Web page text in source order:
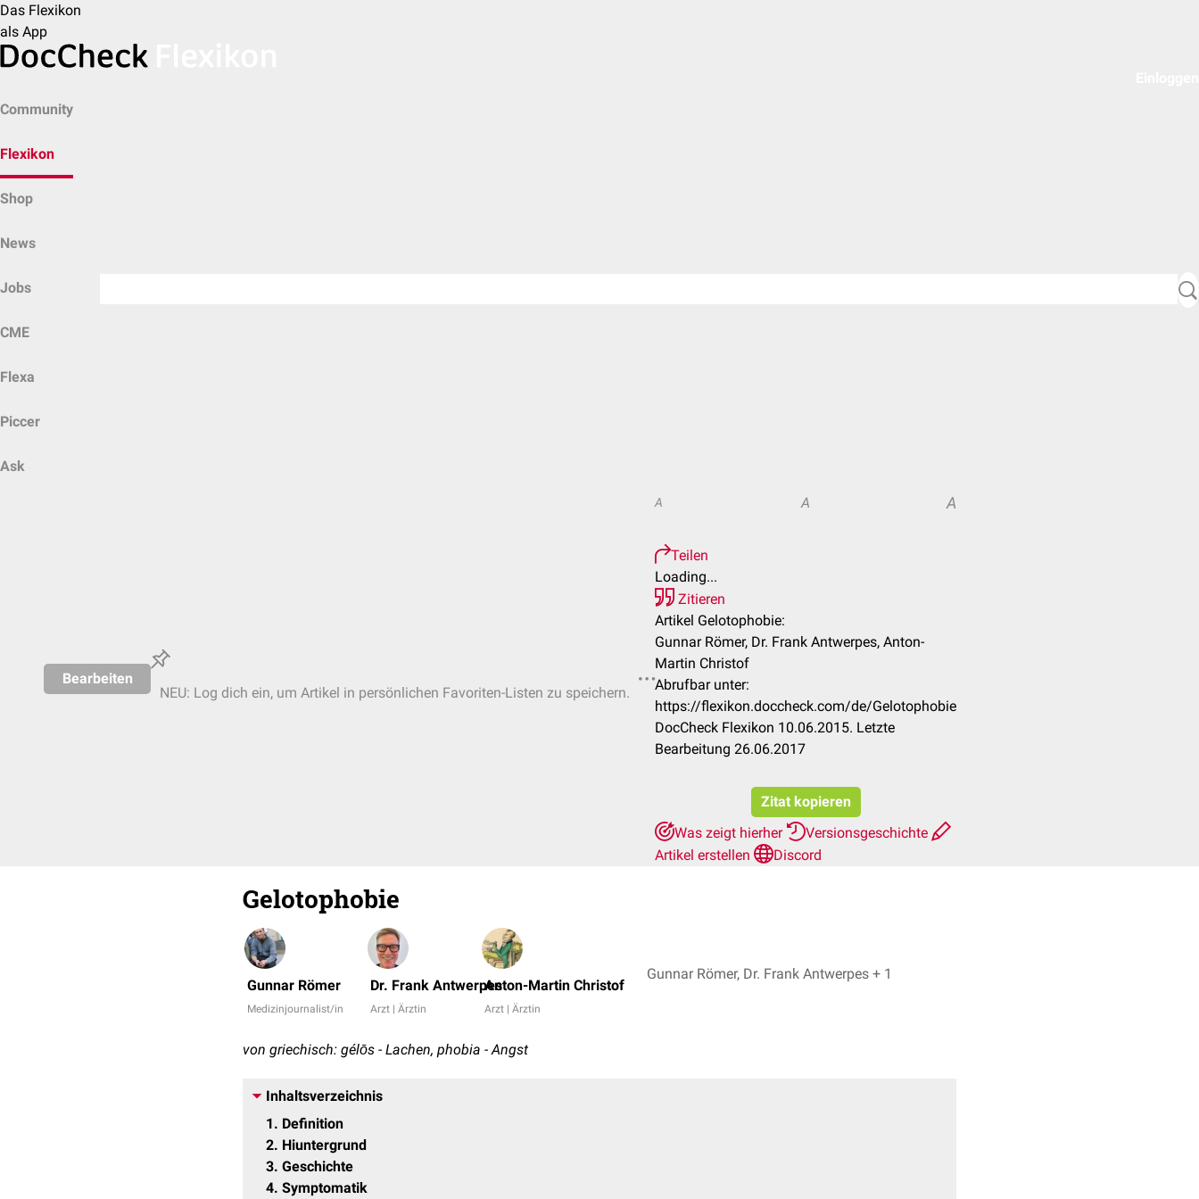
Das Flexikon
als App
Community
Flexikon
Shop
News
Jobs
CME
Flexa
Piccer
Ask
Bearbeiten
NEU: Log dich ein, um Artikel in persönlichen Favoriten-Listen zu speichern.
A A A
Teilen
Loading...
Zitieren
Artikel Gelotophobie:
Gunnar Römer, Dr. Frank Antwerpes, Anton-
Martin Christof
Abrufbar unter:
https://flexikon.doccheck.com/de/Gelotophobie
DocCheck Flexikon 10.06.2015. Letzte
Bearbeitung 26.06.2017
Zitat kopieren
Was zeigt hierher
Versionsgeschichte
Artikel erstellen
Discord
Gelotophobie
Gunnar Römer
Medizinjournalist/in
Dr. Frank Antwerpes
Arzt | Ärztin
Anton-Martin Christof
Arzt | Ärztin
Gunnar Römer, Dr. Frank Antwerpes + 1
von griechisch: gélōs - Lachen, phobia - Angst
Inhaltsverzeichnis
1
Definition
2 Hiuntergrund
3 Geschichte
4 Symptomatik